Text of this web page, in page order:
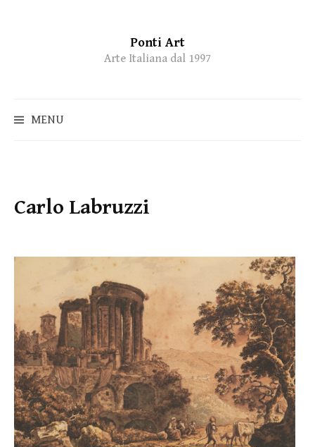
Ponti Art
Arte Italiana dal 1997
MENU
Carlo Labruzzi